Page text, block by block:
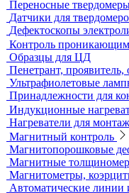
Ультразвуковые
Динамические
Стационарные
Комбинированные
Комплектующие к
Меры твердости
Микротвердомеры
Нанотвердомеры
Портативные
Твердомеры резины и
Универсальные
Переносные
Датчики для
Дефектоскопы